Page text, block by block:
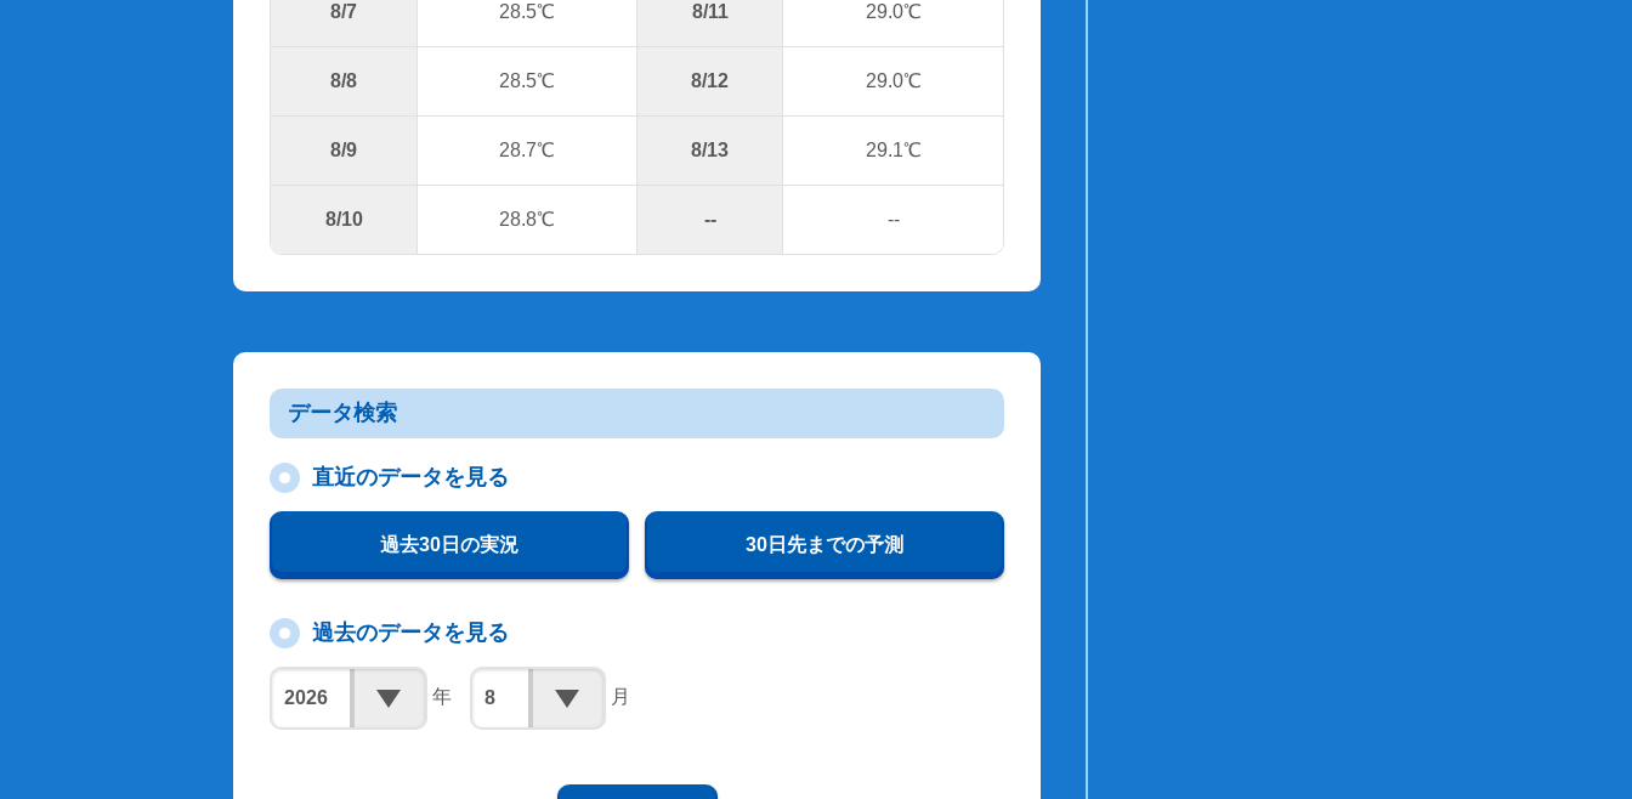
8/7 28.5℃ 8/11 29.0℃
8/8 28.5℃ 8/12 29.0℃
8/9 28.7℃ 8/13 29.1℃
8/10 28.8℃ -- --
データ検索
直近のデータを見る
過去30日の実況 30日先までの予測
過去のデータを見る
年 月